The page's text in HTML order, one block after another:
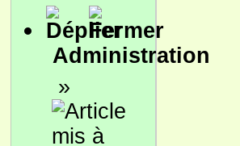
Administration
»